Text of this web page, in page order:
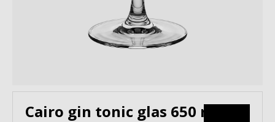
Cairo gin tonic glas 650 ml